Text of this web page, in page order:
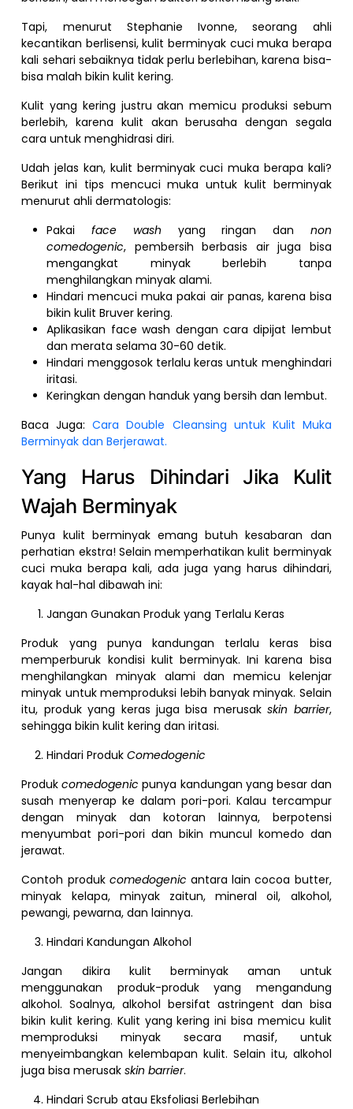
Tapi, menurut Stephanie Ivonne, seorang ahli
kecantikan berlisensi, kulit berminyak cuci muka berapa
kali sehari sebaiknya tidak perlu berlebihan, karena bisa-
bisa malah bikin kulit kering.
Kulit yang kering justru akan memicu produksi sebum
berlebih, karena kulit akan berusaha dengan segala
cara untuk menghidrasi diri.
Udah jelas kan, kulit berminyak cuci muka berapa kali?
Berikut ini tips mencuci muka untuk kulit berminyak
menurut ahli dermatologis:
Pakaiface wash yang ringan dan non
comedogenic, pembersih berbasis air juga bisa
mengangkat minyak berlebih tanpa
menghilangkan minyak alami.
Hindari mencuci muka pakai air panas, karena bisa
bikin kulit Bruver kering.
Aplikasikan face wash dengan cara dipijat lembut
dan merata selama 30-60 detik.
Hindari menggosok terlalu keras untuk menghindari
iritasi.
Keringkan dengan handuk yang bersih dan lembut.
Baca Juga:Cara Double Cleansing untuk Kulit Muka
Berminyak dan Berjerawat.
Yang Harus Dihindari Jika Kulit
Wajah Berminyak
Punya kulit berminyak emang butuh kesabaran dan
perhatian ekstra! Selain memperhatikan kulit berminyak
cuci muka berapa kali, ada juga yang harus dihindari,
kayak hal-hal dibawah ini:
Jangan Gunakan Produk yang Terlalu Keras
Produk yang punya kandungan terlalu keras bisa
memperburuk kondisi kulit berminyak. Ini karena bisa
menghilangkan minyak alami dan memicu kelenjar
minyak untuk memproduksi lebih banyak minyak. Selain
itu, produk yang keras juga bisa merusakskin barrier,
sehingga bikin kulit kering dan iritasi.
Hindari ProdukComedogenic
Produkcomedogenicpunya kandungan yang besar dan
susah menyerap ke dalam pori-pori. Kalau tercampur
dengan minyak dan kotoran lainnya, berpotensi
menyumbat pori-pori dan bikin muncul komedo dan
jerawat.
Contoh produk comedogenic antara lain cocoa butter,
minyak kelapa, minyak zaitun, mineral oil, alkohol,
pewangi, pewarna, dan lainnya.
Hindari Kandungan Alkohol
Jangan dikira kulit berminyak aman untuk
menggunakan produk-produk yang mengandung
alkohol. Soalnya, alkohol bersifat astringent dan bisa
bikin kulit kering. Kulit yang kering ini bisa memicu kulit
memproduksi minyak secara masif, untuk
menyeimbangkan kelembapan kulit. Selain itu, alkohol
juga bisa merusakskin barrier.
Hindari Scrub atau Eksfoliasi Berlebihan